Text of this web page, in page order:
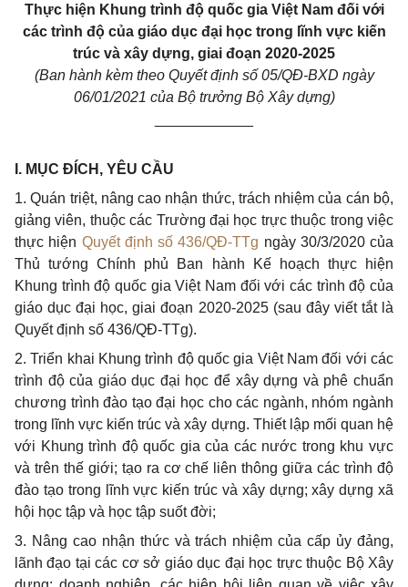
Thực hiện Khung trình độ quốc gia Việt Nam đối với
các trình độ của giáo dục đại học trong lĩnh vực kiến
trúc và xây dựng, giai đoạn 2020-2025
(Ban hành kèm theo Quyết định số 05/QĐ-BXD ngày
06/01/2021 của Bộ trưởng Bộ Xây dựng)
I. MỤC ĐÍCH, YÊU CẦU
1. Quán triệt, nâng cao nhận thức, trách nhiệm của cán bộ,
giảng viên, thuộc các Trường đại học trực thuộc trong việc
thực hiện Quyết định số 436/QĐ-TTg ngày 30/3/2020 của
Thủ tướng Chính phủ Ban hành Kế hoạch thực hiện
Khung trình độ quốc gia Việt Nam đối với các trình độ của
giáo dục đại học, giai đoạn 2020-2025 (sau đây viết tắt là
Quyết định số 436/QĐ-TTg).
2. Triển khai Khung trình độ quốc gia Việt Nam đối với các
trình độ của giáo dục đại học để xây dựng và phê chuẩn
chương trình đào tạo đại học cho các ngành, nhóm ngành
trong lĩnh vực kiến trúc và xây dựng. Thiết lập mối quan hệ
với Khung trình độ quốc gia của các nước trong khu vực
và trên thế giới; tạo ra cơ chế liên thông giữa các trình độ
đào tạo trong lĩnh vực kiến trúc và xây dựng; xây dựng xã
hội học tập và học tập suốt đời;
3. Nâng cao nhận thức và trách nhiệm của cấp ủy đảng,
lãnh đạo tại các cơ sở giáo dục đại học trực thuộc Bộ Xây